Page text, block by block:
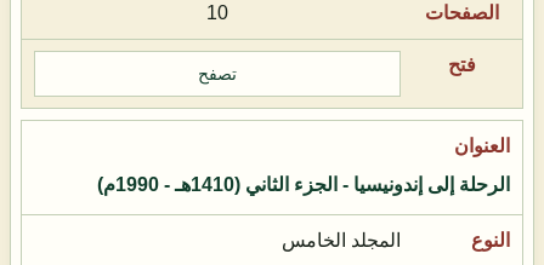
10
تصفح
الرحلة إلى إندونيسيا - الجزء الثاني (1410هـ - 1990م)
المجلد الخامس